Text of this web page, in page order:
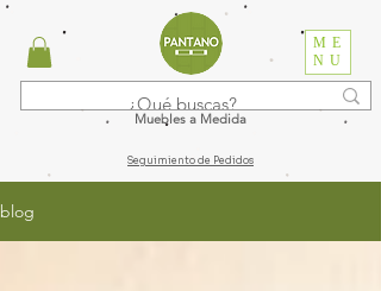
ME
NU
Muebles a Medida
Seguimiento de Pedidos
blog